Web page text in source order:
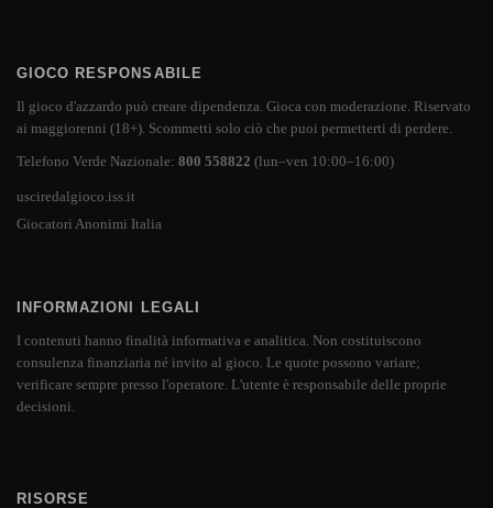
GIOCO RESPONSABILE
Il gioco d'azzardo può creare dipendenza. Gioca con moderazione. Riservato
ai maggiorenni (18+). Scommetti solo ciò che puoi permetterti di perdere.
Telefono Verde Nazionale: 800 558822 (lun–ven 10:00–16:00)
usciredalgioco.iss.it
Giocatori Anonimi Italia
INFORMAZIONI LEGALI
I contenuti hanno finalità informativa e analitica. Non costituiscono
consulenza finanziaria né invito al gioco. Le quote possono variare;
verificare sempre presso l'operatore. L'utente è responsabile delle proprie
decisioni.
RISORSE